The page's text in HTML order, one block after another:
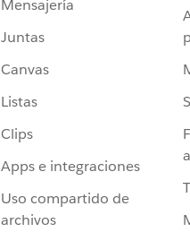
Mensajería
Juntas
Canvas
Listas
Clips
Apps e integraciones
Uso compartido de
archivos